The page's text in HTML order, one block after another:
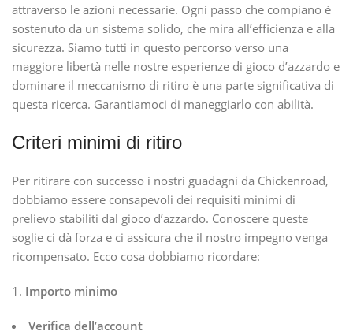
attraverso le azioni necessarie. Ogni passo che compiano è
sostenuto da un sistema solido, che mira all’efficienza e alla
sicurezza. Siamo tutti in questo percorso verso una
maggiore libertà nelle nostre esperienze di gioco d’azzardo e
dominare il meccanismo di ritiro è una parte significativa di
questa ricerca. Garantiamoci di maneggiarlo con abilità.
Criteri minimi di ritiro
Per ritirare con successo i nostri guadagni da Chickenroad,
dobbiamo essere consapevoli dei requisiti minimi di
prelievo stabiliti dal gioco d’azzardo. Conoscere queste
soglie ci dà forza e ci assicura che il nostro impegno venga
ricompensato. Ecco cosa dobbiamo ricordare:
Importo minimo
Verifica dell’account